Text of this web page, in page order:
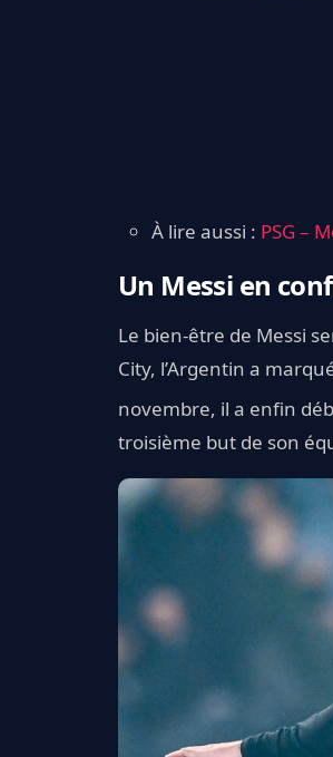
À lire aussi : PSG –
Un Messi en
Le bien-être de Messi
City, l’Argentin a
novembre, il a enfin
troisième but de son